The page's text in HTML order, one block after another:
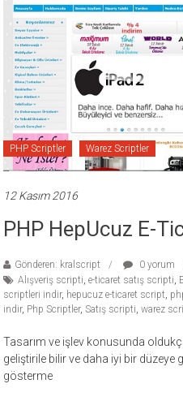
PHP Scriptler Warez Scriptler
12 Kasım 2016
PHP HepUcuz E-
Gönderen: kralscript
0 yorum
Alışveriş scripti,e-ticaret satış scripti,
scriptleri indir, hepucuz e-ticaret script,
indir, Php Scriptler,Satış scripti,warez
Tasarım ve işlev konusunda
geliştirile bilir ve daha iyi bir düzeye
gösterme